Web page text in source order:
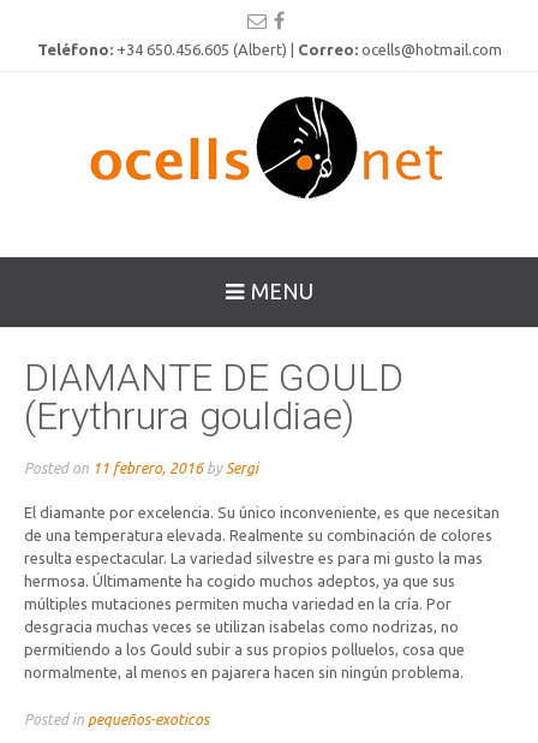
Teléfono:+34 650.456.605 (Albert) | Correo: ocells@hotmail.com
MENU
DIAMANTE DE GOULD
(Erythrura gouldiae)
Posted on 11 febrero, 2016by Sergi
El diamante por excelencia. Su único inconveniente, es que necesitan
de una temperatura elevada. Realmente su combinación de colores
resulta espectacular. La variedad silvestre es para mi gusto la mas
hermosa. Últimamente ha cogido muchos adeptos, ya que sus
múltiples mutaciones permiten mucha variedad en la cría. Por
desgracia muchas veces se utilizan isabelas como nodrizas, no
permitiendo a los Gould subir a sus propios polluelos, cosa que
normalmente, al menos en pajarera hacen sin ningún problema.
Posted in pequeños-exoticos